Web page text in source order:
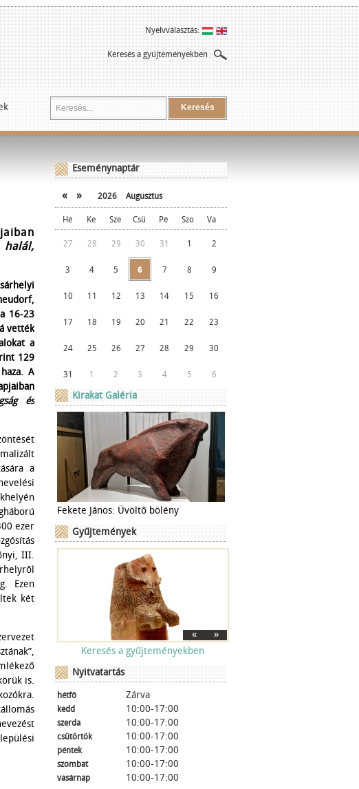
Nyelvválasztás:
Keresés a gyűjteményekben
Keresés
halál,
16-23
vették
a
129
A
és
a
ezer
III.
Ezen
két
is.
Eseménynaptár
« » 2026 Augusztus
Hé Ke Sze Csü Pé Szo Va
27 28 29 30 31 1 2
3 4 5 6 7 8 9
10 11 12 13 14 15 16
17 18 19 20 21 22 23
24 25 26 27 28 29 30
31 1 2 3 4 5 6
Kirakat Galéria
Fekete János: Üvöltő bölény
Gyűjtemények
« »
Keresés a gyűjteményekben
Nyitvatartás
hétfő Zárva
kedd 10:00-17:00
szerda 10:00-17:00
csütörtök 10:00-17:00
péntek 10:00-17:00
szombat 10:00-17:00
vasárnap 10:00-17:00